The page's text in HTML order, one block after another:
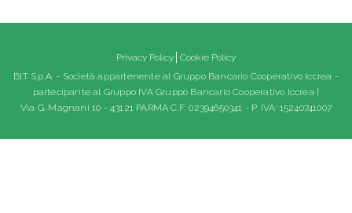
Privacy Policy Cookie Policy
BIT S.p.A. - Società appartenente al Gruppo Bancario Cooperativo Iccrea -
partecipante al Gruppo IVA Gruppo Bancario Cooperativo Iccrea |
Via G. Magnani 10 - 43121 PARMA C.F: 02394650341 - P. IVA: 15240741007